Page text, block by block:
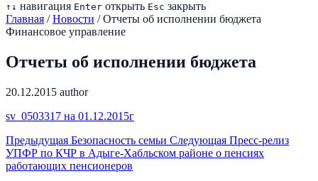
↑ ↓ навигация Enter открыть Esc закрыть
Главная / Новости / Отчеты об исполнении бюджета
Финансовое управление
Отчеты об исполнении бюджета
20.12.2015 author
sv_0503317 на 01.12.2015г
Предыдущая Безопасность семьи Следующая Пресс-релиз
УПФР по КЧР в Адыге-Хабльском районе о пенсиях
работающих пенсионеров